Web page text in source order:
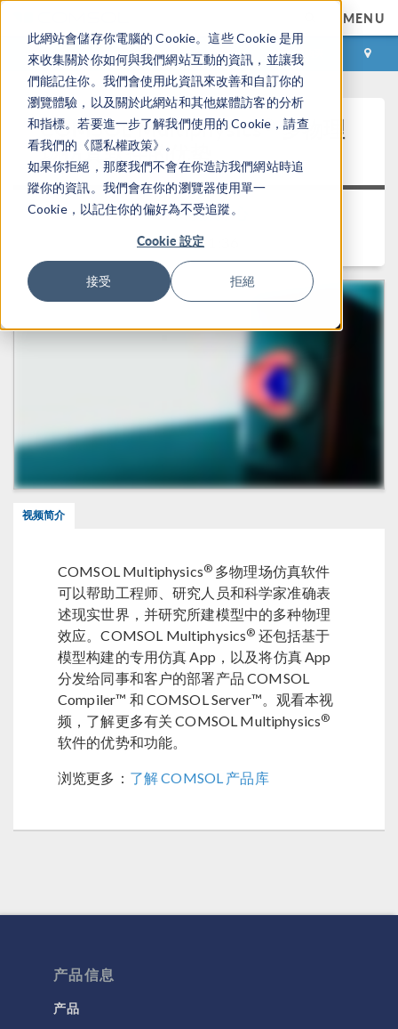
此網站會儲存你電腦的 Cookie。這些 Cookie 是用
來收集關於你如何與我們網站互動的資訊，並讓我
們能記住你。我們會使用此資訊來改善和自訂你的
瀏覽體驗，以及關於此網站和其他媒體訪客的分析
和指標。若要進一步了解我們使用的 Cookie，請查
看我們的《隱私權政策》。
如果你拒絕，那麼我們不會在你造訪我們網站時追
蹤你的資訊。我們會在你的瀏覽器使用單一
Cookie，以記住你的偏好為不受追蹤。
Cookie 設定
接受 拒絕
MENU
登录 咨询与购买
COMSOL Multiphysics® 多物理
场仿真软件的优势
返回视频中心
时长： 1:36
视频简介
COMSOL Multiphysics® 多物理场仿真软件
可以帮助工程师、研究人员和科学家准确表
述现实世界，并研究所建模型中的多种物理
效应。COMSOL Multiphysics® 还包括基于
模型构建的专用仿真 App，以及将仿真 App
分发给同事和客户的部署产品 COMSOL
Compiler™ 和 COMSOL Server™。观看本视
频，了解更多有关 COMSOL Multiphysics®
软件的优势和功能。
浏览更多： 了解 COMSOL 产品库
产品信息
产品